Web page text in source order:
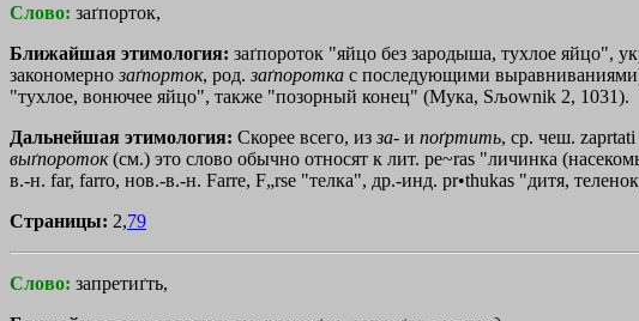
Слово: заґпорток,
Ближайшая этимология: заґпороток "яйцо без зародыша, тухлое яйцо",
закономерно заґпорток, род. заґпоротка с последующими
"тухлое, вонючее яйцо", также "позорный конец" (Мука, Sљownik 2, 1031).
Дальнейшая этимология: Скорее всего, из за- и поґртить, ср. чеш.
выґпороток(см.) это слово обычно относят к лит. рe~rаs "личинка
в.-н. far, farro, нов.-в.-н. Farre, F„rsе "телка", др.-инд. pr•thukas "дитя,
Страницы: 2,79
Слово: запретиґть,